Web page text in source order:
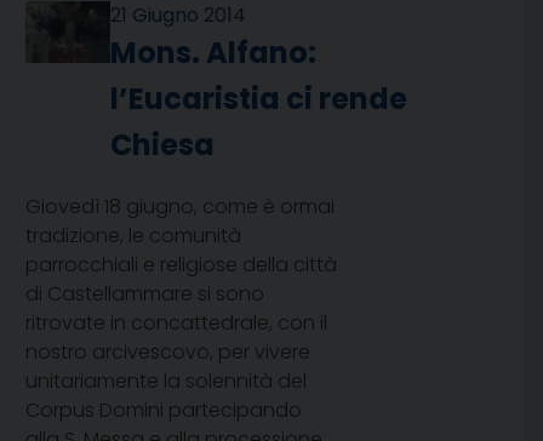
21 Giugno 2014
Mons. Alfano:
l’Eucaristia ci rende
Chiesa
Giovedì 18 giugno, come è ormai
tradizione, le comunità
parrocchiali e religiose della città
di Castellammare si sono
ritrovate in concattedrale, con il
nostro arcivescovo, per vivere
unitariamente la solennità del
Corpus Domini partecipando